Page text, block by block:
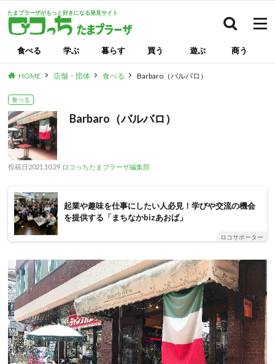
たまプラーザがもっと好きになる発見サイト
食べる 学ぶ 暮らす 買う 遊ぶ 商う
HOME 店舗・団体 食べる Barbaro（バルバロ）
食べる
Barbaro（バルバロ）
投稿日 2021.10.29 ロコっちたまプラーザ編集部
起業や趣味を仕事にしたい人必見！学びや交流の機会
を提供する「まちなかbizあおば」
ロコサポーター